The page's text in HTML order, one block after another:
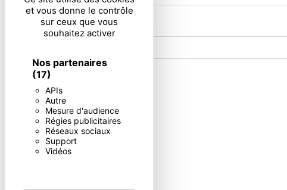
et vous donne le contrôle
sur ceux que vous
souhaitez activer
Nos partenaires
(17)
APIs
Autre
Mesure d'audience
Régies publicitaires
Réseaux sociaux
Support
Vidéos
Combien font six plus cinq
** Les données personnelles communiquées sont nécessaires
répondre à votre message. Les données collectées seront